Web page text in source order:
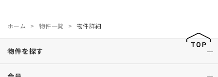
ホーム 物件一覧 物件詳細
物件を探す